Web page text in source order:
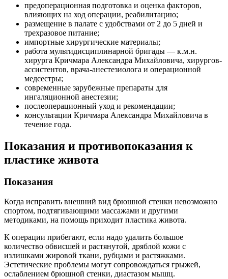
предоперационная подготовка и оценка факторов,
влияющих на ход операции, реабилитацию;
размещение в палате с удобствами от 2 до 5 дней и
трехразовое питание;
импортные хирургические материалы;
работа мультидисциплинарной бригады — к.м.н.
хирурга Кричмара Александра Михайловича, хирургов-
ассистентов, врача-анестезиолога и операционной
медсестры;
современные зарубежные препараты для
ингаляционной анестезии;
послеоперационный уход и рекомендации;
консультации Кричмара Александра Михайловича в
течение года.
Показания и противопоказания к
пластике живота
Показания
Когда исправить внешний вид брюшной стенки невозможно
спортом, подтягивающими массажами и другими
методиками, на помощь приходит пластика живота.
К операции прибегают, если надо удалить большое
количество обвисшей и растянутой, дряблой кожи с
излишками жировой ткани, рубцами и растяжками.
Эстетические проблемы могут сопровождаться грыжей,
ослаблением брюшной стенки, диастазом мышц.